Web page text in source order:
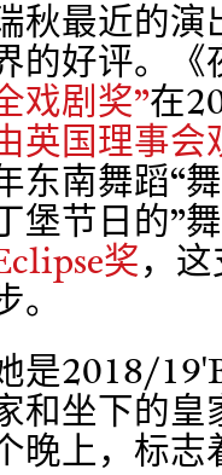
秋最近的演
的好评。《
戏剧奖”在
英国理事会
东南舞蹈“
堡节日的”
奖，
。
是2018/
和坐下的皇
晚上，标志